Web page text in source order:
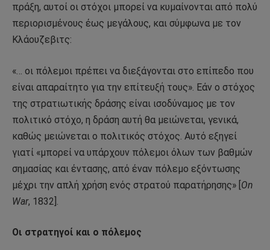
πράξη, αυτοί οι στόχοι μπορεί να κυμαίνονται από πολύ
περιορισμένους έως μεγάλους, και σύμφωνα με τον
Κλάουζεβιτς:
«… οι πόλεμοι πρέπει να διεξάγονται στο επίπεδο που
είναι απαραίτητο για την επίτευξή τους». Εάν ο στόχος
της στρατιωτικής δράσης είναι ισοδύναμος με τον
πολιτικό στόχο, η δράση αυτή θα μειώνεται, γενικά,
καθώς μειώνεται ο πολιτικός στόχος. Αυτό εξηγεί
γιατί «μπορεί να υπάρχουν πόλεμοι όλων των βαθμών
σημασίας και έντασης, από έναν πόλεμο εξόντωσης
μέχρι την απλή χρήση ενός στρατού παρατήρησης» [ On
War, 1832].
Οι στρατηγοί και ο πόλεμος